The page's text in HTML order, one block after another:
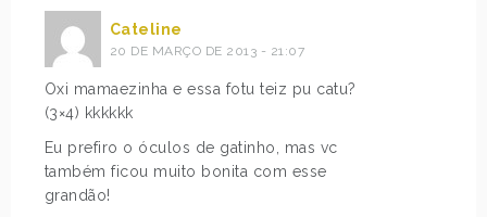
Cateline
20 DE MARÇO DE 2013 - 21:07
Oxi mamaezinha e essa fotu teiz pu catu?
(3×4) kkkkkk
Eu prefiro o óculos de gatinho, mas vc
também ficou muito bonita com esse
grandão!